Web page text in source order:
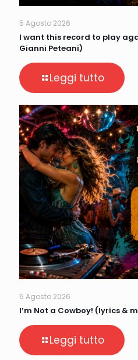
5 Agosto 2026
I want this record to play
Gianni Peteani)
Leggi tutto
5 Agosto 2026
I’m Not a Cowboy! (lyrics &
Leggi tutto